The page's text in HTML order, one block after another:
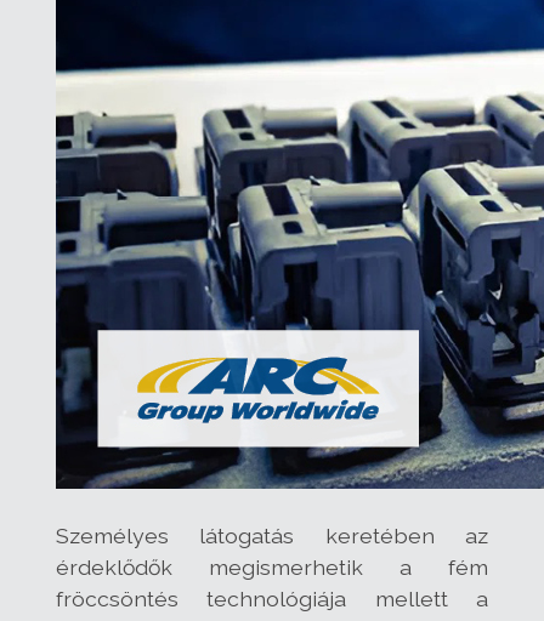
Személyes látogatás keretében az
érdeklődők megismerhetik a fém
fröccsöntés technológiája mellett a